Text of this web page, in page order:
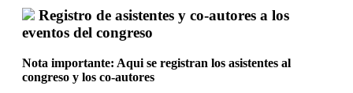
Registro de asistentes y co-autores a los
eventos del congreso
Nota importante: Aqui se registran los asistentes al
congreso y los co-autores